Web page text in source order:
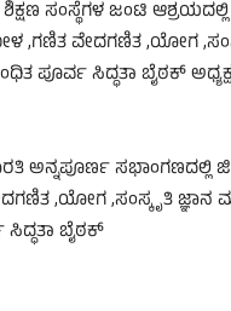
ಸಂಸ್ಥೆಗಳ ಜಂಟಿ
,ಗಣಿತ ವೇದಗಣಿತ ,ಯೋಗ
ಪೂರ್ವ ಸಿದ್ಧತಾ ಬೈಠಕ್
ಅನ್ನಪೂರ್ಣ ಸಭಾಂಗಣದಲ್ಲಿ
,ಯೋಗ ,ಸಂಸ್ಕೃತಿ ಜ್ಞಾನ
ಬೈಠಕ್